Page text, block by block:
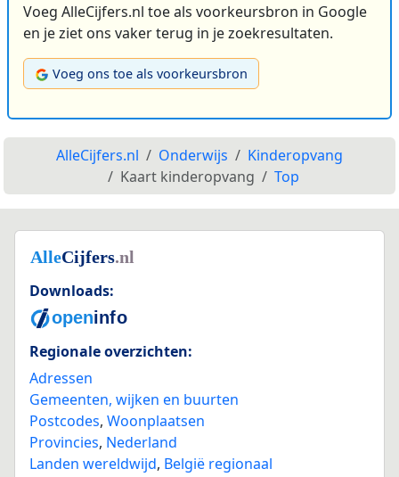
Voeg AlleCijfers.nl toe als voorkeursbron in Google
en je ziet ons vaker terug in je zoekresultaten.
Voeg ons toe als voorkeursbron
AlleCijfers.nl Onderwijs
Kinderopvang
Kaart kinderopvang
Top
Downloads:
Regionale overzichten:
Adressen
Gemeenten, wijken en buurten
Postcodes, Woonplaatsen
Provincies, Nederland
Landen wereldwijd, België regionaal